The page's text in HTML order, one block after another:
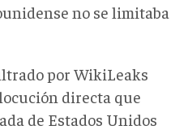
no se limitaba
por WikiLeaks
directa que
de Estados Unidos